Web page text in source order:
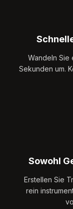
Wandeln Sie
Sekunden um.
Sowohl
Erstellen Sie
rein